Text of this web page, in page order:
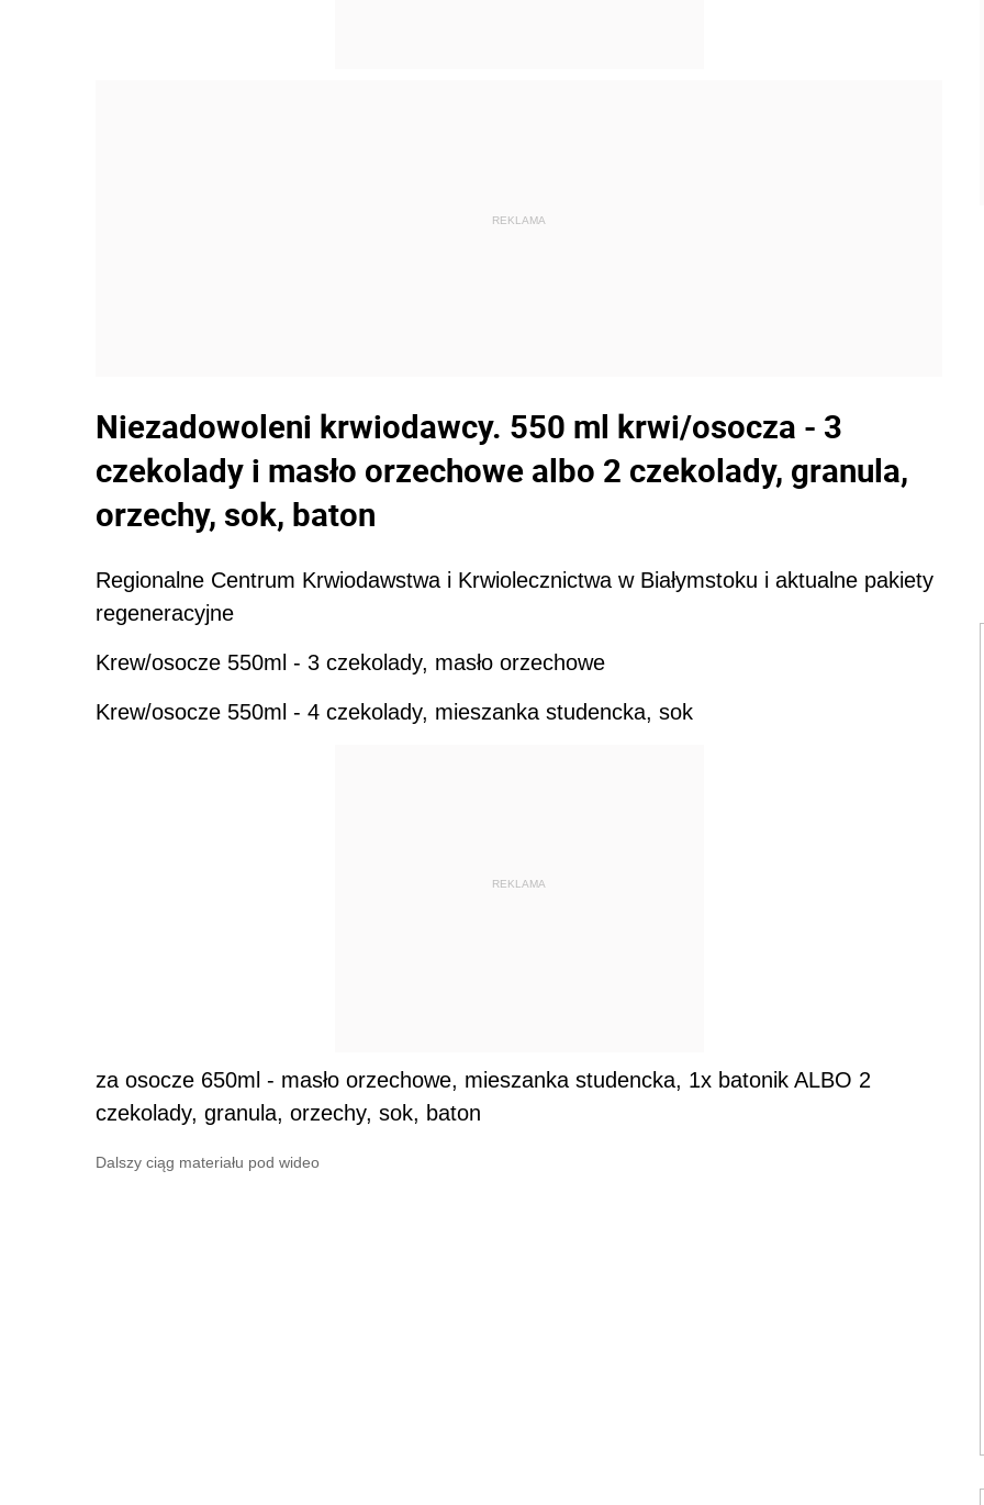
REKLAMA
Niezadowoleni krwiodawcy. 550 ml krwi/osocza - 3
czekolady i masło orzechowe albo 2 czekolady, granula,
orzechy, sok, baton
Regionalne Centrum Krwiodawstwa i Krwiolecznictwa w Białymstoku i aktualne pakiety
regeneracyjne
Krew/osocze 550ml - 3 czekolady, masło orzechowe
Krew/osocze 550ml - 4 czekolady, mieszanka studencka, sok
REKLAMA
za osocze 650ml - masło orzechowe, mieszanka studencka, 1x batonik ALBO 2
czekolady, granula, orzechy, sok, baton
Dalszy ciąg materiału pod wideo